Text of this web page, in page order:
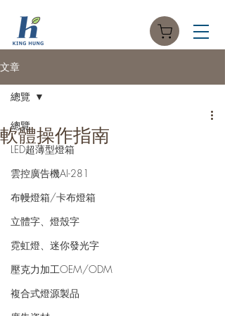
文章
總覽
LED超薄型燈箱
雲控廣告機AI-281
布幔燈箱/卡布燈箱
立體字、燈殼字
霓虹燈、迷你發光字
壓克力加工OEM/ODM
複合式燈源製品
總覽
軟體操作指南